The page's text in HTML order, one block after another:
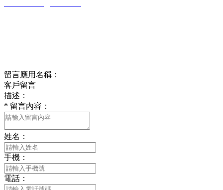
留言應用名稱：
客戶留言
描述：
* 留言內容：
姓名：
手機：
電話：